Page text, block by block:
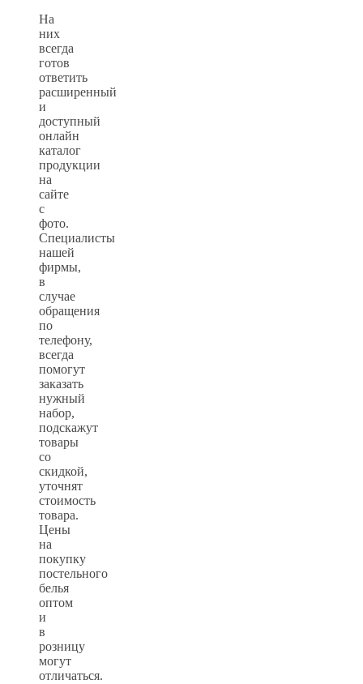
На
них
всегда
готов
ответить
расширенный
и
доступный
онлайн
каталог
продукции
на
сайте
с
фото.
Специалисты
нашей
фирмы,
в
случае
обращения
по
телефону,
всегда
помогут
заказать
нужный
набор,
подскажут
товары
со
скидкой,
уточнят
стоимость
товара.
Цены
на
покупку
постельного
белья
оптом
и
в
розницу
могут
отличаться.